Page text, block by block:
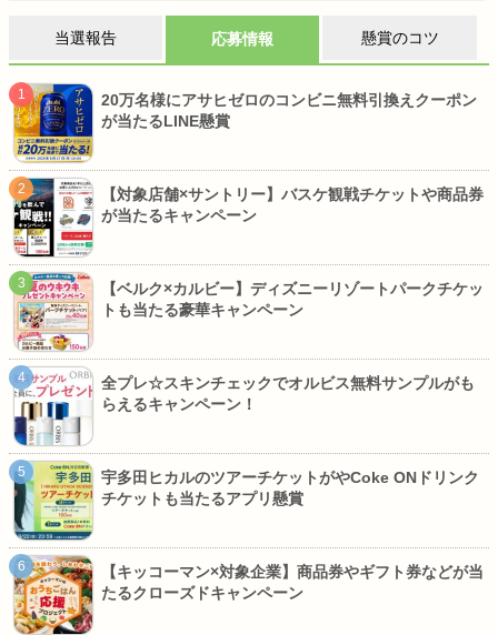
当選報告 応募情報 懸賞のコツ
20万名様にアサヒゼロのコンビニ無料引換えクーポン
が当たるLINE懸賞
【対象店舗×サントリー】バスケ観戦チケットや商品券
が当たるキャンペーン
【ベルク×カルビー】ディズニーリゾートパークチケッ
トも当たる豪華キャンペーン
全プレ☆スキンチェックでオルビス無料サンプルがも
らえるキャンペーン！
宇多田ヒカルのツアーチケットがやCoke ONドリンク
チケットも当たるアプリ懸賞
【キッコーマン×対象企業】商品券やギフト券などが当
たるクローズドキャンペーン